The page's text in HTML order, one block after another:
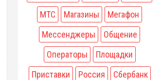
МТС
Магазины
Мегафон
Мессенджеры
Общение
Операторы
Площадки
Приставки
Россия
Сбербанк